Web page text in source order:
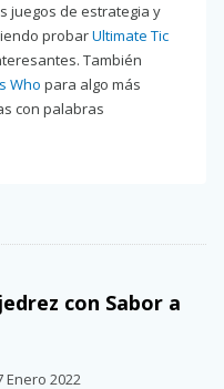
juegos de estrategia y
probarUltimate Tic
También
Who para algo más
con palabras
con Sabor a
Enero 2022